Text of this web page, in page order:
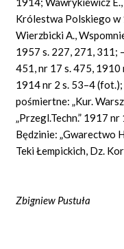
Królestwa Polskiego w
Wierzbicki A.,
1957 s. 227, 271, 311;
451, nr 17 s. 475, 1910
1914 nr 2 s. 53–4
pośmiertne: „Kur.
„Przegl.Techn.” 1917
Będzinie: „Gwarectwo
Teki Łempickich, Dz.
Zbigniew Pustuła